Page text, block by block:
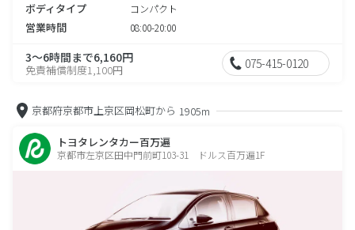
ボディタイプ コンパクト
営業時間 08:00-20:00
3～6時間まで6,160円
免責補償制度1,100円 075-415-0120
京都府京都市上京区岡松町から 1905m
トヨタレンタカー百万遍
京都市左京区田中門前町103-31 ドルス百万遍1F